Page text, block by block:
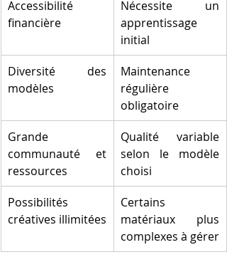
Accessibilité
financière
Nécessite un
apprentissage
initial
Diversité des
modèles
Maintenance
régulière
obligatoire
Grande
communauté et
ressources
Qualité variable
selon le modèle
choisi
Possibilités
créatives illimitées
Certains
matériaux plus
complexes à gérer